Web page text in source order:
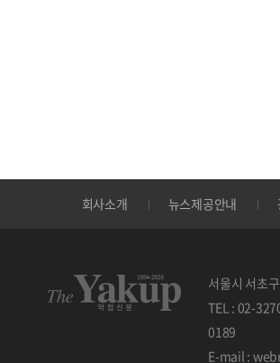
회사소개 뉴스제공안내
서울시 서초
TEL : 02-
0189
E-mail :